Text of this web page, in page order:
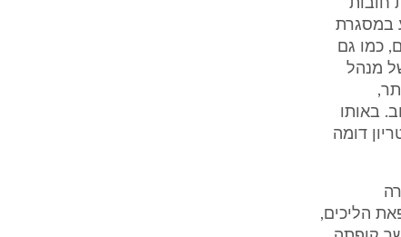
חובות
במסגרת
כמו גם
מנהל
פינטוב. באותו
דומה
הליכים,